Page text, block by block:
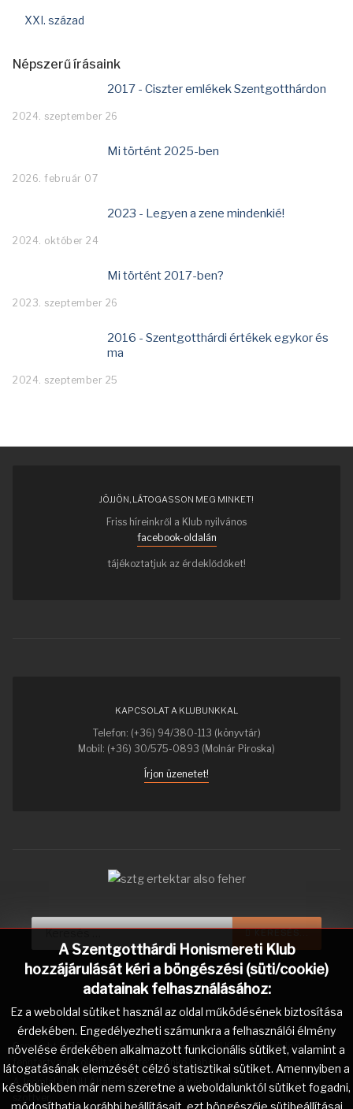
XXI. század
Népszerű írásaink
2017 - Ciszter emlékek Szentgotthárdon
2024. szeptember 26
Mi történt 2025-ben
2026. február 07
2023 - Legyen a zene mindenkié!
2024. október 24
Mi történt 2017-ben?
2023. szeptember 26
2016 - Szentgotthárdi értékek egykor és
ma
2024. szeptember 25
A Szentgotthárdi Honismereti Klub
hozzájárulását kéri a böngészési (süti/cookie)
adatainak felhasználásához:
Ez a weboldal sütiket használ az oldal működésének biztosítása
érdekében. Engedélyezheti számunkra a felhasználói élmény
növelése érdekében alkalmazott funkcionális sütiket, valamint a
látogatásának elemzését célzó statisztikai sütiket. Amennyiben a
későbbiekben már nem szeretne a weboldalunktól sütiket fogadni,
módosíthatja korábbi beállításait, ezt böngészője sütibeállításai
JÖJJÖN, LÁTOGASSON MEG MINKET!
Friss híreinkről a Klub nyilvános
facebook-oldalán
tájékoztatjuk az érdeklődőket!
KAPCSOLAT A KLUBUNKKAL
Telefon: (+36) 94/380-113 (könyvtár)
Mobil: (+36) 30/575-0893 (Molnár Piroska)
Írjon üzenetet!
Keresés...
Copyright © 2026 Szentgotthárdi Honismereti Klub. Minden jog
fenntartva. Az oldalt tervezte:Csilinkó Gábor.
A
Joomla! a GNU Általános Nyilvános Licenc
alatt kiadott szabad